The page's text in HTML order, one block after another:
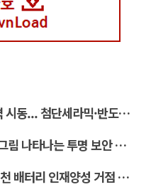
산업부, 그래핀 상용화 본격 시동... 첨단세라믹·반도체 방열소재 시장 확대 기대
UNIST, 구부리면 숨겨진 그림 나타나는 투명 보안 필름 개발
인하대 이차전지사업단, 인천 배터리 인재양성 거점 역할 강화